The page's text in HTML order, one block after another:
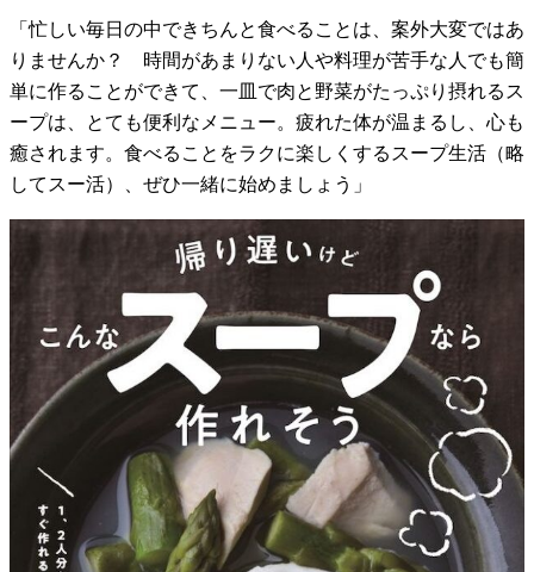
「忙しい毎日の中できちんと食べることは、案外大変ではあ
りませんか？ 時間があまりない人や料理が苦手な人でも簡
単に作ることができて、一皿で肉と野菜がたっぷり摂れるス
ープは、とても便利なメニュー。疲れた体が温まるし、心も
癒されます。食べることをラクに楽しくするスープ生活（略
してスー活）、ぜひ一緒に始めましょう」